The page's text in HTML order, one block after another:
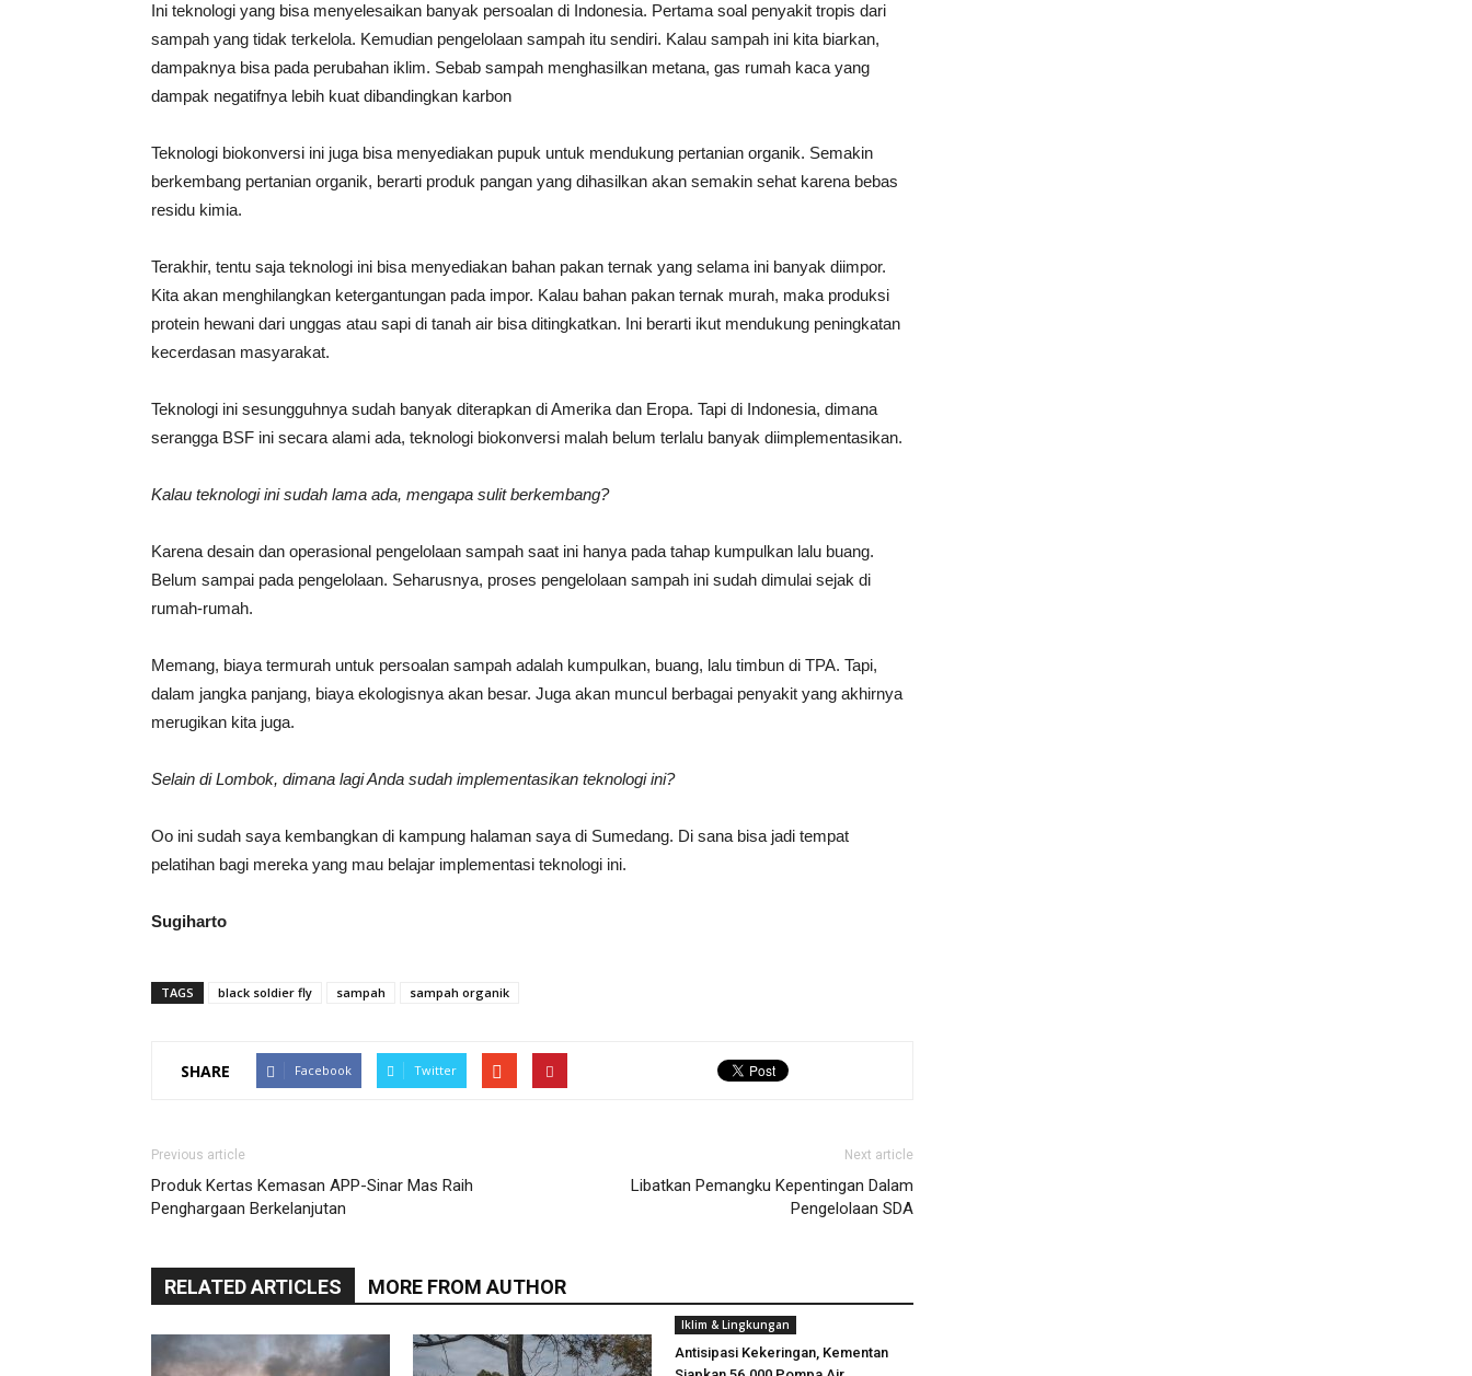
Ini teknologi yang bisa menyelesaikan banyak persoalan di Indonesia. Pertama soal penyakit tropis dari
sampah yang tidak terkelola. Kemudian pengelolaan sampah itu sendiri. Kalau sampah ini kita biarkan,
dampaknya bisa pada perubahan iklim. Sebab sampah menghasilkan metana, gas rumah kaca yang
dampak negatifnya lebih kuat dibandingkan karbon
Teknologi biokonversi ini juga bisa menyediakan pupuk untuk mendukung pertanian organik. Semakin
berkembang pertanian organik, berarti produk pangan yang dihasilkan akan semakin sehat karena bebas
residu kimia.
Terakhir, tentu saja teknologi ini bisa menyediakan bahan pakan ternak yang selama ini banyak diimpor.
Kita akan menghilangkan ketergantungan pada impor. Kalau bahan pakan ternak murah, maka produksi
protein hewani dari unggas atau sapi di tanah air bisa ditingkatkan. Ini berarti ikut mendukung peningkatan
kecerdasan masyarakat.
Teknologi ini sesungguhnya sudah banyak diterapkan di Amerika dan Eropa. Tapi di Indonesia, dimana
serangga BSF ini secara alami ada, teknologi biokonversi malah belum terlalu banyak diimplementasikan.
Kalau teknologi ini sudah lama ada, mengapa sulit berkembang?
Karena desain dan operasional pengelolaan sampah saat ini hanya pada tahap kumpulkan lalu buang.
Belum sampai pada pengelolaan. Seharusnya, proses pengelolaan sampah ini sudah dimulai sejak di
rumah-rumah.
Memang, biaya termurah untuk persoalan sampah adalah kumpulkan, buang, lalu timbun di TPA. Tapi,
dalam jangka panjang, biaya ekologisnya akan besar. Juga akan muncul berbagai penyakit yang akhirnya
merugikan kita juga.
Selain di Lombok, dimana lagi Anda sudah implementasikan teknologi ini?
Oo ini sudah saya kembangkan di kampung halaman saya di Sumedang. Di sana bisa jadi tempat
pelatihan bagi mereka yang mau belajar implementasi teknologi ini.
Sugiharto
TAGS black soldier fly sampah sampah organik
SHARE Facebook Twitter
Previous article
Produk Kertas Kemasan APP-Sinar Mas Raih
Penghargaan Berkelanjutan
Next article
Libatkan Pemangku Kepentingan Dalam
Pengelolaan SDA
RELATED ARTICLES MORE FROM AUTHOR
Iklim & Lingkungan
Antisipasi Kekeringan, Kementan